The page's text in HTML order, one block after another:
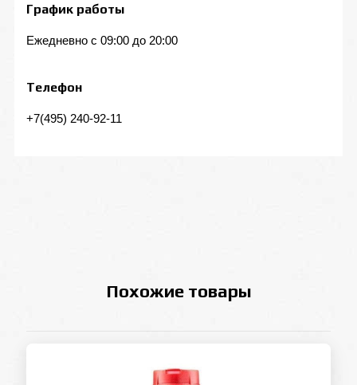
График работы
Ежедневно с 09:00 до 20:00
Телефон
+7(495) 240-92-11
Похожие товары